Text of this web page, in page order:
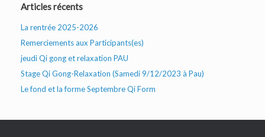
Articles récents
La rentrée 2025-2026
Remerciements aux Participants(es)
jeudi Qi gong et relaxation PAU
Stage Qi Gong-Relaxation (Samedi 9/12/2023 à Pau)
Le fond et la forme Septembre Qi Form